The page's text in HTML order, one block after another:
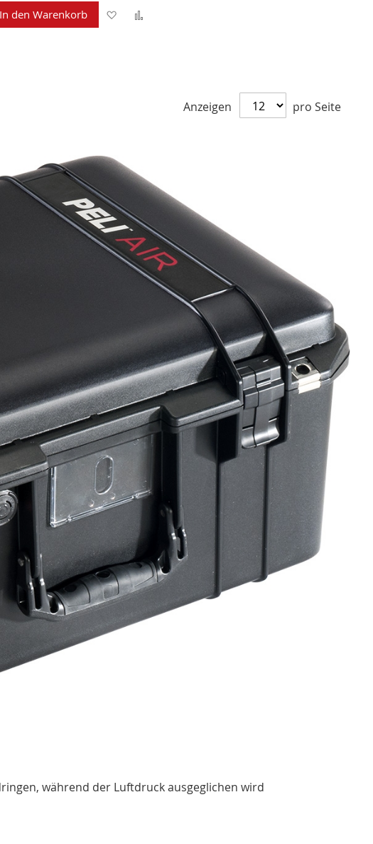
In den Warenkorb
Zur
Anzeigen pro Seite
während der Luftdruck ausgeglichen wird